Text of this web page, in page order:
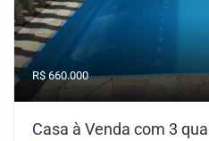
R$ 660.000
Casa à Venda com 3